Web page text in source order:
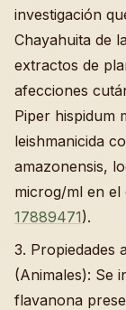
investigación
Chayahuita de
extractos de
afecciones
Piper hispidum
leishmanicida
amazonensis,
microg/ml en el
17889471).
3. Propiedades
(Animales): Se
flavanona